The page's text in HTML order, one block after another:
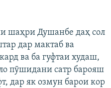
шаҳри Душанбе даҳ сол
дар мактаб ва
ва ба гуфтаи худаш,
пӯшидани сатр барояш
дар як озмун барои кор